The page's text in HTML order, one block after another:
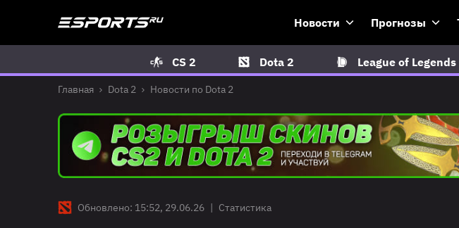
Новости Прогнозы
CS 2 Dota 2 League of Legends
Главная Dota 2 Новости по Dota 2
Обновлено: 15:52, 29.06.26 | Статистика